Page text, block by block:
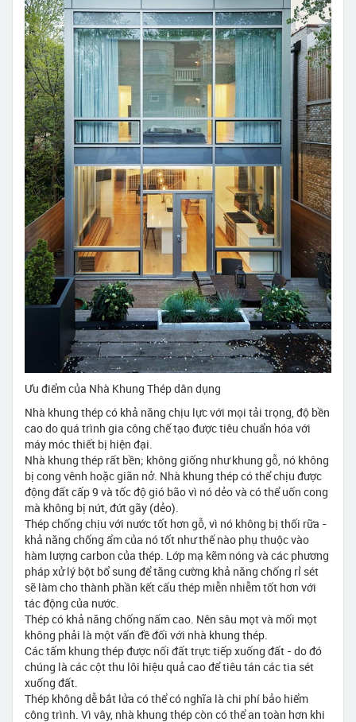
Ưu điểm của Nhà Khung Thép dân dụng
Nhà khung thép có khả năng chịu lực với mọi tải trọng, độ bền
cao do quá trình gia công chế tạo được tiêu chuẩn hóa với
máy móc thiết bị hiện đại.
Nhà khung thép rất bền; không giống như khung gỗ, nó không
bị cong vênh hoặc giãn nở. Nhà khung thép có thể chịu được
động đất cấp 9 và tốc độ gió bão vì nó dẻo và có thể uốn cong
mà không bị nứt, đứt gãy (dẻo).
Thép chống chịu với nước tốt hơn gỗ, vì nó không bị thối rữa -
khả năng chống ẩm của nó tốt như thế nào phụ thuộc vào
hàm lượng carbon của thép. Lớp mạ kẽm nóng và các phương
pháp xử lý bột bổ sung để tăng cường khả năng chống rỉ sét
sẽ làm cho thành phần kết cấu thép miễn nhiễm tốt hơn với
tác động của nước.
Thép có khả năng chống nấm cao. Nên sâu mọt và mối mọt
không phải là một vấn đề đối với nhà khung thép.
Các tấm khung thép được nối đất trực tiếp xuống đất - do đó
chúng là các cột thu lôi hiệu quả cao để tiêu tán các tia sét
xuống đất.
Thép không dễ bắt lửa có thể có nghĩa là chi phí bảo hiểm
công trình. Vì vây, nhà khung thép còn có thể an toàn hơn khi